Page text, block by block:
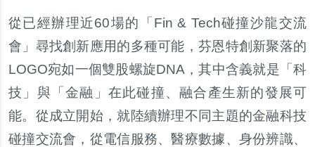
從已經辦理近60場的「Fin & Tech碰撞沙龍交流
會」尋找創新應用的多種可能，芬恩特創新聚落的
LOGO宛如一個雙股螺旋DNA，其中含義就是「科
技」與「金融」在此碰撞、融合產生新的發展可
能。從成立開始，就陸續辦理不同主題的金融科技
碰撞交流會，從電信服務、醫療數據、身份辨識、